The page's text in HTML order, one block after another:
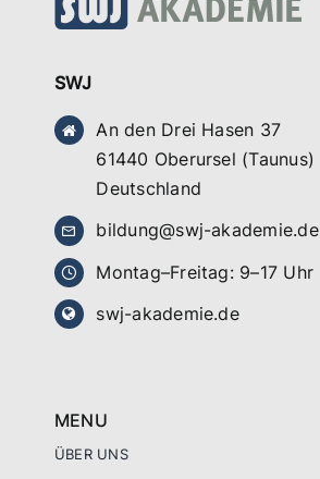
SWJ
An den Drei Hasen 37
61440 Oberursel (Taunus)
Deutschland
bildung@swj-akademie.de
Montag–Freitag: 9–17 Uhr
swj-akademie.de
MENU
ÜBER UNS